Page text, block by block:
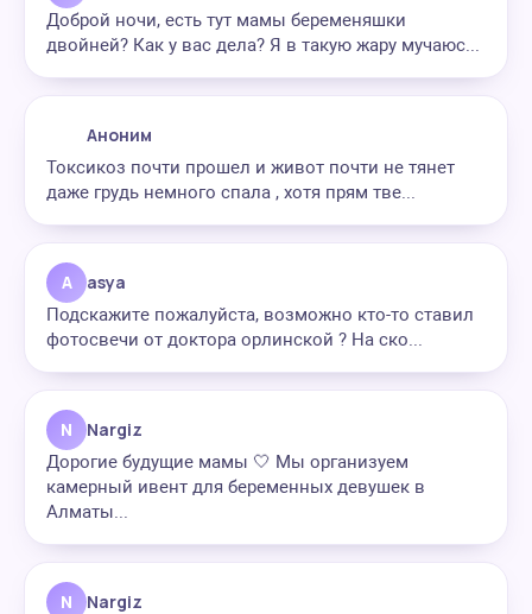
Доброй ночи, есть тут мамы беременяшки
двойней? Как у вас дела? Я в такую жару мучаюс...
Аноним
Токсикоз почти прошел и живот почти не тянет
даже грудь немного спала , хотя прям тве...
A asya
Подскажите пожалуйста, возможно кто-то ставил
фотосвечи от доктора орлинской ? На ско...
N Nargiz
Дорогие будущие мамы 🤍 Мы организуем
камерный ивент для беременных девушек в
Алматы...
N Nargiz